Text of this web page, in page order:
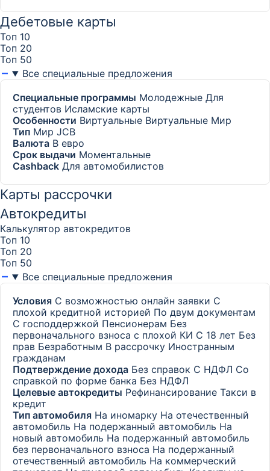
Дебетовые карты
Топ 10
Топ 20
Топ 50
Все специальные предложения
Специальные программы Молодежные Для
студентов Исламские карты
Особенности Виртуальные Виртуальные Мир
Тип Мир JCB
Валюта В евро
Срок выдачи Моментальные
Cashback Для автомобилистов
Карты рассрочки
Автокредиты
Калькулятор автокредитов
Топ 10
Топ 20
Топ 50
Все специальные предложения
Условия С возможностью онлайн заявки С
плохой кредитной историей По двум документам
С господдержкой Пенсионерам Без
первоначального взноса с плохой КИ С 18 лет Без
прав Безработным В рассрочку Иностранным
гражданам
Подтверждение дохода Без справок С НДФЛ Со
справкой по форме банка Без НДФЛ
Целевые автокредиты Рефинансирование Такси в
кредит
Тип автомобиля На иномарку На отечественный
автомобиль На подержанный автомобиль На
новый автомобиль На подержанный автомобиль
без первоначального взноса На подержанный
отечественный автомобиль На коммерческий